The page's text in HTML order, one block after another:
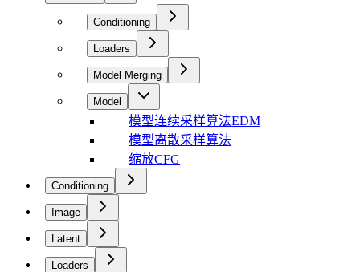
Conditioning
Loaders
Model Merging
Model
模型连续采样算法EDM
模型离散采样算法
缩放CFG
Conditioning
Image
Latent
Loaders